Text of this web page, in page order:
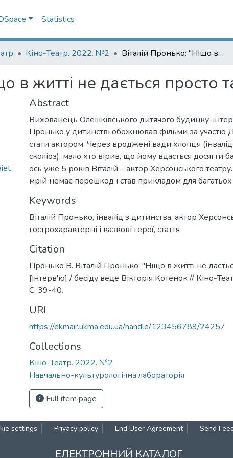
Statistics
Кіно-Театр. 2022. №2 Віталій Пронько: "Ніщо в житті не дається просто так" : [інтерв'ю]
в житті не дається просто
Abstract
Вихованець Олешківського дитячого будинку-
Пронько у дитинстві обожнював фільми за участю
стати актором. Через вроджені вади хлопця
сколіоз), мало хто вірив, що йому вдасться досягти
ось уже 5 років Віталій – актор Херсонського
мрій немає перешкод і став прикладом для багатьох
Keywords
Віталій Пронько, інвалід з дитинства, актор
гострохарактерні і казкові герої, стаття
Citation
Пронько В. Віталій Пронько: "Ніщо в житті не
[інтерв'ю] / бесіду веде Вікторія Котенок // Кіно-
С. 39-40.
URI
https://ekmair.ukma.edu.ua/handle/123456789/24257
Collections
Кіно-Театр. 2022. №2
Навчально-культурологічна лабораторія
Full item page
settings Privacy policy End User Agreement Send
ЕЛЕКТРОННИЙ КАТАЛОГ